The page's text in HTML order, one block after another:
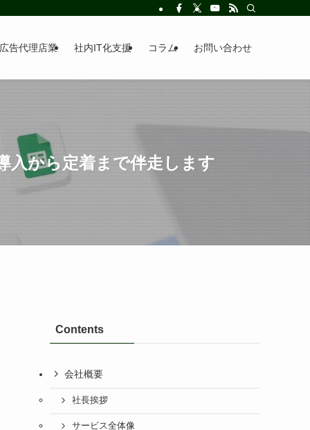
広告代理店業 社内IT化支援 コラム お問い合わせ
から定着まで伴走します
Contents
会社概要
社長挨拶
サービス全体像